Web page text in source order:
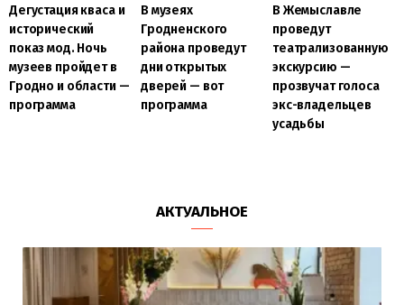
Дегустация кваса и
исторический
показ мод. Ночь
музеев пройдет в
Гродно и области —
программа
В музеях
Гродненского
района проведут
дни открытых
дверей — вот
программа
В Жемыславле
проведут
театрализованную
экскурсию —
прозвучат голоса
экс-владельцев
усадьбы
АКТУАЛЬНОЕ